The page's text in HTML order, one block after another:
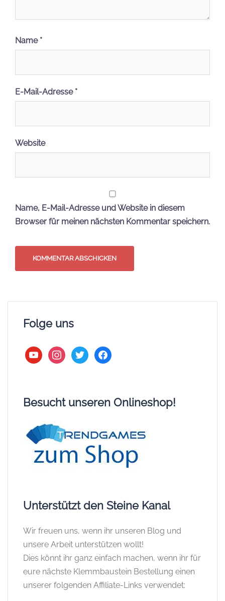
Name *
E-Mail-Adresse *
Website
Name, E-Mail-Adresse und Website in diesem
Browser für meinen nächsten Kommentar speichern.
Folge uns
youtubeinstagram
twitter facebook
Besucht unseren Onlineshop!
Unterstützt den Steine Kanal
Wir freuen uns, wenn ihr unseren Blog und
unsere Arbeit unterstützen wollt!
Dies könnt ihr ganz einfach machen, wenn ihr für
eure nächste Klemmbaustein Bestellung einen
unserer folgenden Affiliate-Links verwendet: